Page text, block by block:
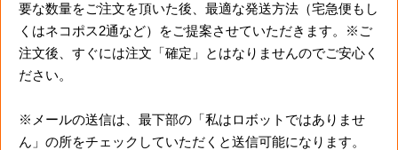
要な数量をご注文を頂いた後、最適な発送方法（宅急便もし
くはネコポス2通など）をご提案させていただきます。※ご
注文後、すぐには注文「確定」とはなりませんのでご安心く
ださい。
※メールの送信は、最下部の「私はロボットではありませ
ん」の所をチェックしていただくと送信可能になります。